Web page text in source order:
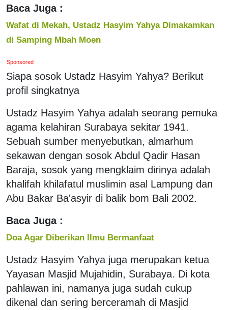
Baca Juga :
Wafat di Mekah, Ustadz Hasyim Yahya Dimakamkan
di Samping Mbah Moen
Sponsored
Siapa sosok Ustadz Hasyim Yahya? Berikut
profil singkatnya
Ustadz Hasyim Yahya adalah seorang pemuka
agama kelahiran Surabaya sekitar 1941.
Sebuah sumber menyebutkan, almarhum
sekawan dengan sosok Abdul Qadir Hasan
Baraja, sosok yang mengklaim dirinya adalah
khalifah khilafatul muslimin asal Lampung dan
Abu Bakar Ba'asyir di balik bom Bali 2002.
Baca Juga :
Doa Agar Diberikan Ilmu Bermanfaat
Ustadz Hasyim Yahya juga merupakan ketua
Yayasan Masjid Mujahidin, Surabaya. Di kota
pahlawan ini, namanya juga sudah cukup
dikenal dan sering berceramah di Masjid